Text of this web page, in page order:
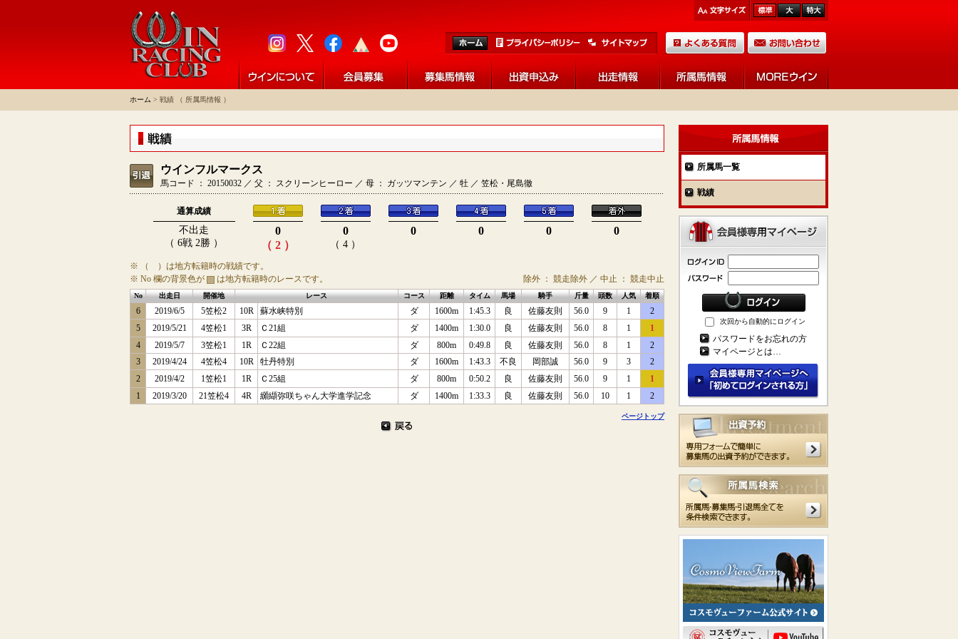
ホーム > 戦績 （ 所属馬情報 ）
ウインフルマークス
馬コード ： 20150032 ／ 父 ： スクリーンヒーロー ／ 母 ： ガッツマンテン ／ 牡 ／ 笠松・尾島徹
通算成績
不出走
（ 6戦 2勝 ）
0
（ 2 ）
0
（ 4 ）
0 0 0 0
※ （ ）は地方転籍時の戦績です。
※ No 欄の背景色が
は地方転籍時のレースです。 除外 ： 競走除外 ／ 中止 ： 競走中止
No 出走日 開催地 レース コース 距離 タイム 馬場 騎手 斤量 頭数 人気 着順
6 2019/6/5 5笠松2 10R 蘇水峡特別 ダ 1600m 1:45.3 良 佐藤友則 56.0 9 1
2
5
2019/5/21 4笠松1 3R Ｃ21組 ダ 1400m 1:30.0 良 佐藤友則 56.0 8 1
1
4
2019/5/7 3笠松1 1R Ｃ22組 ダ 800m 0:49.8 良 佐藤友則 56.0 8 1
2
3
2019/4/24 4笠松4 10R 牡丹特別 ダ 1600m 1:43.3 不良 岡部誠 56.0 9 3
2
2
2019/4/2 1笠松1 1R Ｃ25組 ダ 800m 0:50.2 良 佐藤友則 56.0 9 1
1
1
2019/3/20 21笠松4 4R 纐纈弥咲ちゃん大学進学記念 ダ 1400m 1:33.3 良 佐藤友則 56.0 10 1 2
ページトップ
所属馬一覧
戦績
次回から自動的にログイン
パスワードをお忘れの方
マイページとは…